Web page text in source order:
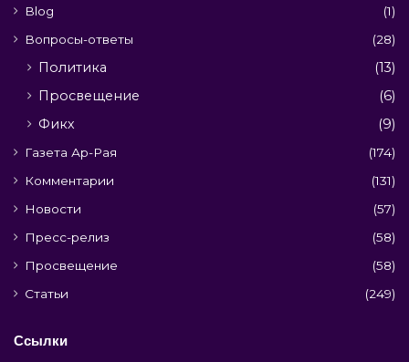
Blog
(1)
Вопросы-ответы
(28)
Политика
(13)
Просвещение
(6)
Фикх
(9)
Газета Ар-Рая
(174)
Комментарии
(131)
Новости
(57)
Пресс-релиз
(58)
Просвещение
(58)
Статьи
(249)
Ссылки